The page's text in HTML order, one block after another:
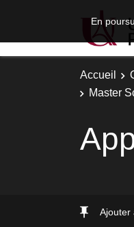
En
Accueil
Master
Ajouter